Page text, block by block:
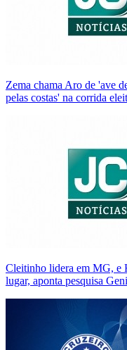
Zema chama Aro de 'ave
pelas costas' na corrida
Cleitinho lidera em MG, e
lugar, aponta pesquisa